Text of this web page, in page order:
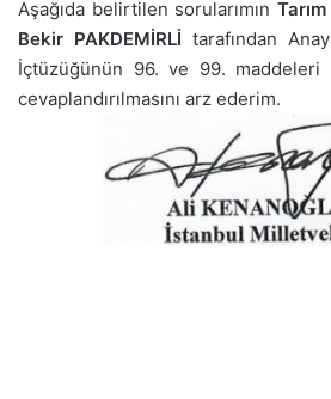
Aşağıda belirtilen sorularımın
Bekir PAKDEMİRLİ tarafından
İçtüzüğünün 96. ve 99. maddeleri
cevaplandırılmasını arz ederim.